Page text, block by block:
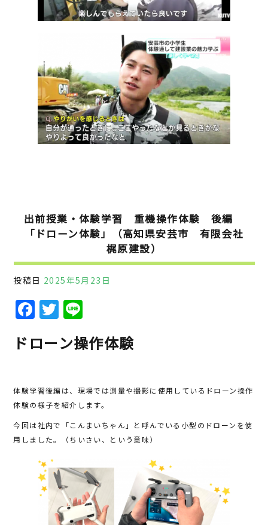
出前授業・体験学習 重機操作体験 後編
「ドローン体験」（高知県安芸市 有限会社
梶原建設）
投稿日 2025年5月23日
F
c
b
o
o
k
T
it
r
e
ドローン操作体験
体験学習後編は、現場では測量や撮影に使用しているドローン操作
体験の様子を紹介します。
今回は社内で「こんまいちゃん」と呼んでいる小型のドローンを使
用しました。（ちいさい、という意味）